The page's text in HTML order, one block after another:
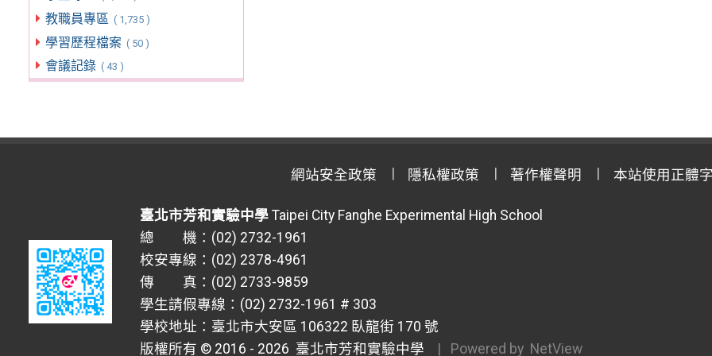
教職員專區 ( 1,735 )
學習歷程檔案 ( 50 )
會議記錄 ( 43 )
網站安全政策 隱私權政策 著作權聲明 本站使用正體
臺北市芳和實驗中學 Taipei City Fanghe Experimental High School
總 機：(02) 2732-1961
校安專線：(02) 2378-4961
傳 真：(02) 2733-9859
學生請假專線：(02) 2732-1961 # 303
學校地址：臺北市大安區 106322 臥龍街 170 號
版權所有 © 2016 - 2026 臺北市芳和實驗中學 | Powered by NetView